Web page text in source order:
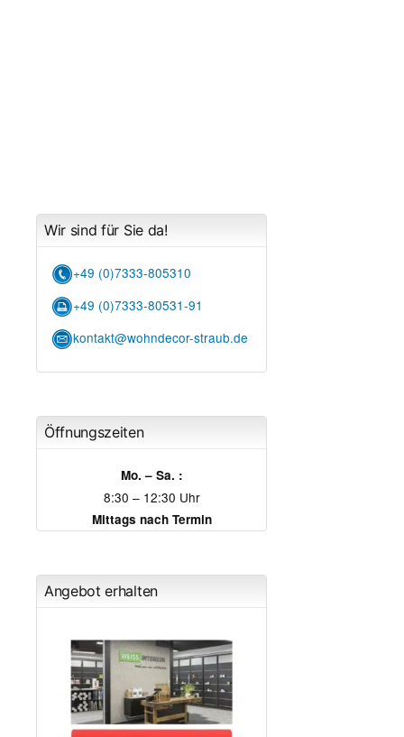
Wir sind für Sie da!
+49 (0)7333-805310
+49 (0)7333-80531-91
kontakt@wohndecor-straub.de
Öffnungszeiten
Mo. – Sa. :
8:30 – 12:30 Uhr
Mittags nach Termin
Angebot erhalten